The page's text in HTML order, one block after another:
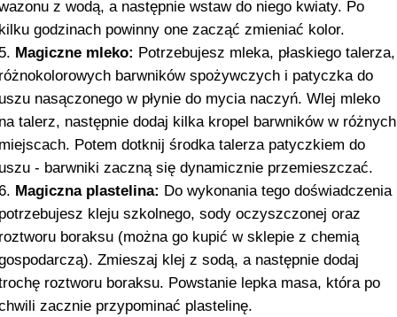
z wodą, a następnie wstaw do niego kwiaty. Po
godzinach powinny one zacząć zmieniać kolor.
Magiczne mleko: Potrzebujesz mleka, płaskiego talerza,
barwników spożywczych i patyczka do
nasączonego w płynie do mycia naczyń. Wlej mleko
talerz, następnie dodaj kilka kropel barwników w różnych
Potem dotknij środka talerza patyczkiem do
- barwniki zaczną się dynamicznie przemieszczać.
Magiczna plastelina: Do wykonania tego doświadczenia
kleju szkolnego, sody oczyszczonej oraz
boraksu (można go kupić w sklepie z chemią
Zmieszaj klej z sodą, a następnie dodaj
roztworu boraksu. Powstanie lepka masa, która po
zacznie przypominać plastelinę.